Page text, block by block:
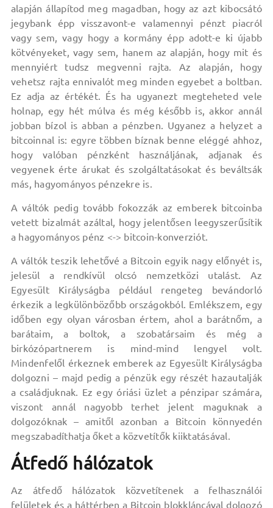
alapján állapítod meg magadban, hogy az azt kibocsátó
jegybank épp visszavont-e valamennyi pénzt piacról
vagy sem, vagy hogy a kormány épp adott-e ki újabb
kötvényeket, vagy sem, hanem az alapján, hogy mit és
mennyiért tudsz megvenni rajta. Az alapján, hogy
vehetsz rajta ennivalót meg minden egyebet a boltban.
Ez adja az értékét. És ha ugyanezt megteheted vele
holnap, egy hét múlva és még később is, akkor annál
jobban bízol is abban a pénzben. Ugyanez a helyzet a
bitcoinnal is: egyre többen bíznak benne eléggé ahhoz,
hogy valóban pénzként használjának, adjanak és
vegyenek érte árukat és szolgáltatásokat és beváltsák
más, hagyományos pénzekre is.
A váltók pedig tovább fokozzák az emberek bitcoinba
vetett bizalmát azáltal, hogy jelentősen leegyszerűsítik
a hagyományos pénz <-> bitcoin-konverziót.
A váltók teszik lehetővé a Bitcoin egyik nagy előnyét is,
jelesül a rendkívül olcsó nemzetközi utalást. Az
Egyesült Királyságba például rengeteg bevándorló
érkezik a legkülönbözőbb országokból. Emlékszem, egy
időben egy olyan városban értem, ahol a barátnőm, a
barátaim, a boltok, a szobatársaim és még a
birkózópartnerem is mind-mind lengyel volt.
Mindenfelől érkeznek emberek az Egyesült Királyságba
dolgozni – majd pedig a pénzük egy részét hazautalják
a családjuknak. Ez egy óriási üzlet a pénzipar számára,
viszont annál nagyobb terhet jelent maguknak a
dolgozóknak – amitől azonban a Bitcoin könnyedén
megszabadíthatja őket a közvetítők kiiktatásával.
Átfedő hálózatok
Az átfedő hálózatok közvetítenek a felhasználói
felületek és a háttérben a Bitcoin blokkláncával dolgozó